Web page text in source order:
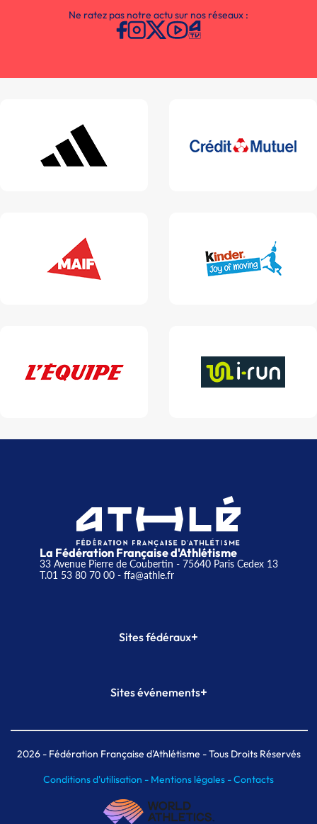
Ne ratez pas notre actu sur nos réseaux :
La Fédération Française d'Athlétisme
33 Avenue Pierre de Coubertin - 75640 Paris Cedex 13
T.01 53 80 70 00- ffa@athle.fr
Sites fédéraux+
Plateforme Formation
Sites événements+
Meeting de Paris indoor
MAIF Ekiden de Paris
2026- Fédération Française d'Athlétisme - Tous Droits Réservés
Conditions d'utilisation - Mentions légales -Contacts